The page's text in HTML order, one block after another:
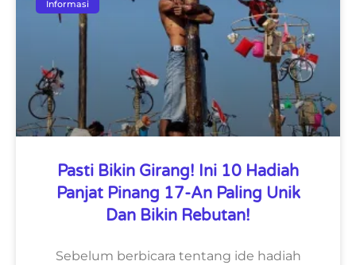
Informasi
Pasti Bikin Girang! Ini 10 Hadiah
Panjat Pinang 17-An Paling Unik
Dan Bikin Rebutan!
Sebelum berbicara tentang ide hadiah